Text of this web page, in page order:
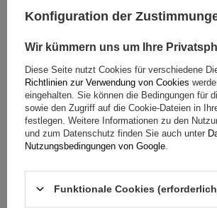
Stelle eine Frage
Bewertungen(0)
Ihre Bewertung schreiben
Ihre Note:
Konfiguration der
Wir kümmern uns um Ihre
Diese Seite nutzt Cookies für verschiedene
Richtlinien zur Verwendung von Cookies
eingehalten. Sie können die Bedingungen für
sowie den Zugriff auf die Cookie-Dateien in
festlegen. Weitere Informationen zu den
und zum Datenschutz finden Sie auch unter
Nutzungsbedingungen von Google
Funktionale Cookies